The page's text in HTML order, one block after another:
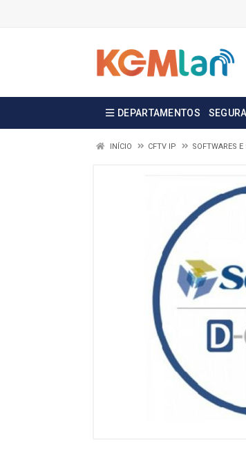
DEPARTAMENTOS
INÍCIO CFTV IP SOFTWARES